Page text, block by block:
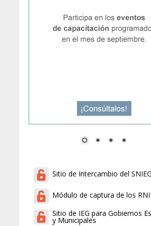
Sitio de Intercambio del SNIEG
Módulo de captura de los
Sitio de IEG para Gobiernos
y Municipales